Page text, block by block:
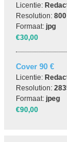
Licentie:
Resolution:
Formaat: jpg
€30,00
Cover 90 €
Licentie:
Resolution:
Formaat: jpeg
€90,00